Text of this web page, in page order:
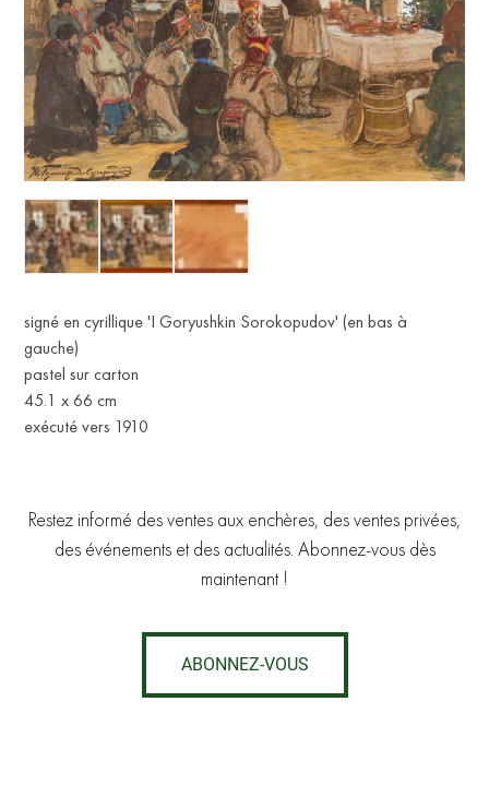
signé en cyrillique 'I Goryushkin Sorokopudov' (en bas à
gauche)
pastel sur carton
45.1 x 66 cm
exécuté vers 1910
Restez informé des ventes aux enchères, des ventes privées,
des événements et des actualités. Abonnez-vous dès
maintenant !
ABONNEZ-VOUS